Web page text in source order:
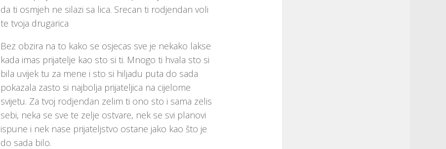
da ti osmjeh ne silazi sa lica. Srecan ti rodjendan voli
te tvoja drugarica
Bez obzira na to kako se osjecas sve je nekako lakse
kada imas prijatelje kao sto si ti. Mnogo ti hvala sto si
bila uvijek tu za mene i sto si hiljadu puta do sada
pokazala zasto si najbolja prijateljica na cijelome
svijetu. Za tvoj rodjendan zelim ti ono sto i sama zelis
sebi, neka se sve te zelje ostvare, nek se svi planovi
ispune i nek nase prijateljstvo ostane jako kao što je
do sada bilo.